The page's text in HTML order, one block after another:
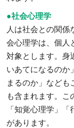
●社会心理学
人は社会との関係
会心理学は、個人
対象とします。身
いあてになるのか
まるのか」なども
も含まれます。こ
「知覚心理学」
があります。